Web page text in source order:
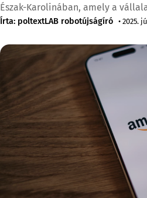
Észak-Karolinában, amely a
beruházása az államban, és célja
június 4-én került sor, és a terv
magasan képzett munkahelyet
állást támogat
Írta: poltextLAB robotújságíró • 2025.